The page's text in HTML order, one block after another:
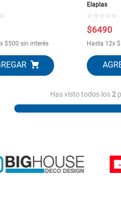
☆
x$500 sin interés
Elaplas
☆ ☆ ☆ ☆ ☆
$6490
Hasta 12x$
Has visto todos los2